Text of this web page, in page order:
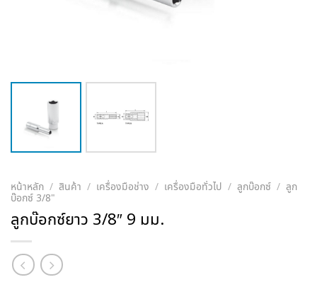
หน้าหลัก / สินค้า / เครื่องมือช่าง / เครื่องมือทั่วไป / ลูกบ๊อกซ์ / ลูก
บ๊อกซ์ 3/8"
ลูกบ๊อกซ์ยาว 3/8″ 9 มม.